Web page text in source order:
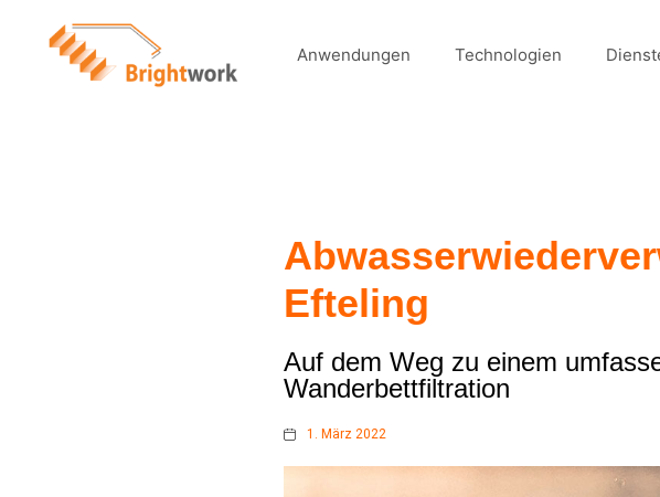
Anwendungen Technologien
Efteling
Auf dem Weg zu einem
Wanderbettfiltration
1. März 2022